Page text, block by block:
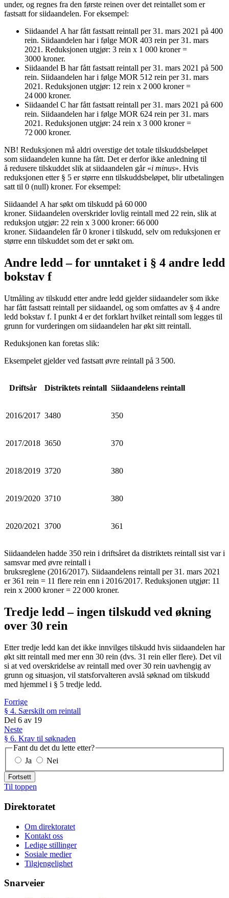
under, og regnes fra den første reinen over det reintallet som er
fastsatt for siidaandelen. For eksempel:
Siidaandel A har fått fastsatt reintall per 31. mars 2021 på 400
rein. Siidaandelen har i følge MOR 403 rein per 31. mars
2021. Reduksjonen utgjør: 3 rein x 1 000 kroner =
3000 kroner.
Siidaandel B har fått fastsatt reintall per 31. mars 2021 på 500
rein. Siidaandelen har i følge MOR 512 rein per 31. mars
2021. Reduksjonen utgjør: 12 rein x 2 000 kroner =
24 000 kroner.
Siidaandel C har fått fastsatt reintall per 31. mars 2021 på 600
rein. Siidaandelen har i følge MOR 624 rein per 31. mars
2021. Reduksjonen utgjør: 24 rein x 3 000 kroner =
72 000 kroner.
NB! Reduksjonen må aldri overstige det totale tilskuddsbeløpet
som siidaandelen kunne ha fått. Det er derfor ikke anledning til
å redusere tilskuddet slik at siidaandelen går «i minus». Hvis
reduksjonen etter § 5 er større enn tilskuddsbeløpet, blir utbetalingen
satt til 0 (null) kroner. For eksempel:
Siidaandel A har søkt om tilskudd på 60 000
kroner. Siidaandelen overskrider lovlig reintall med 22 rein, slik at
reduksjon utgjør: 22 rein x 3 000 kroner: 66 000
kroner. Siidaandelen får 0 kroner i tilskudd, selv om reduksjonen er
større enn tilskuddet som det er søkt om.
Andre ledd – for unntaket i § 4 andre ledd
bokstav f
Utmåling av tilskudd etter andre ledd gjelder siidaandeler som ikke
har fått fastsatt reintall per siidaandel, og som omfattes av § 4 andre
ledd bokstav f. I punkt 4 er det forklart hvilket reintall som legges til
grunn for vurderingen om siidaandelen har økt sitt reintall.
Reduksjonen kan foretas slik:
Eksempelet gjelder ved fastsatt øvre reintall på 3 500.
Driftsår Distriktets reintall Siidaandelens reintall
2016/2017 3480 350
2017/2018 3650 370
2018/2019 3720 380
2019/2020 3710 380
2020/2021 3700 361
Siidaandelen hadde 350 rein i driftsåret da distriktets reintall sist var i
samsvar med øvre reintall i
bruksreglene (2016/2017). Siidaandelens reintall per 31. mars 2021
er 361 rein = 11 flere rein enn i 2016/2017. Reduksjonen utgjør: 11
rein x 2000 kroner = 22 000 kroner.
Tredje ledd – ingen tilskudd ved økning
over 30 rein
Etter tredje ledd kan det ikke innvilges tilskudd hvis siidaandelen har
økt sitt reintall med mer enn 30 rein (dvs. 31 rein eller flere). Det vil
si at ved overskridelse av reintall med over 30 rein uavhengig av
grunn og situasjon, vil statsforvalteren avslå søknad om tilskudd
med hjemmel i § 5 tredje ledd.
Forrige
§ 4. Særskilt om reintall
Del 6 av 19
Neste
§ 6. Krav til søknaden
Fant du det du lette etter?
Ja
Nei
Fortsett
Til toppen
Direktoratet
Om direktoratet
Kontakt oss
Ledige stillinger
Sosiale medier
Tilgjengelighet
Snarveier